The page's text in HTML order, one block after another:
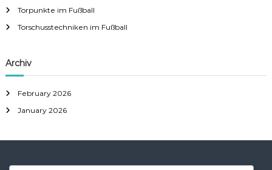
Torpunkte im Fußball
Torschusstechniken im Fußball
Archiv
February 2026
January 2026